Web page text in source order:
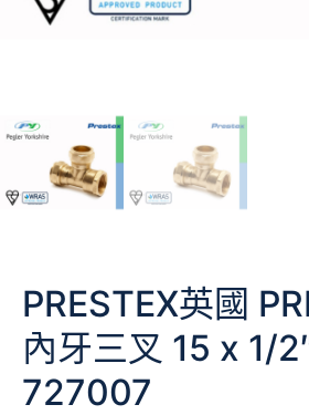
PRESTEX英國
內牙三叉 15 x 1/
727007